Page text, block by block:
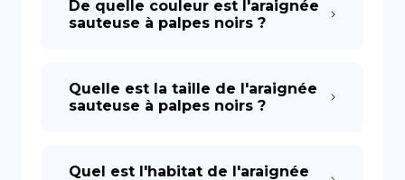
De quelle couleur est l'araignée
sauteuse à palpes noirs ?
Quelle est la taille de l'araignée
sauteuse à palpes noirs ?
Quel est l'habitat de l'araignée